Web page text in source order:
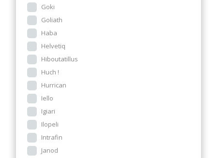
Goki
Goliath
Haba
Helvetiq
Hiboutatillus
Huch !
Hurrican
Iello
Igiari
Ilopeli
Intrafin
Janod